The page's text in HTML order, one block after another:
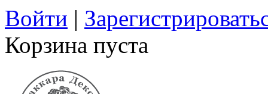
Войти |
Корзина пуста